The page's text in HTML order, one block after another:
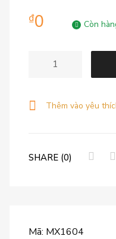
₫0 Còn
Thêm vào yêu
SHARE (0)
Mã: MX1604